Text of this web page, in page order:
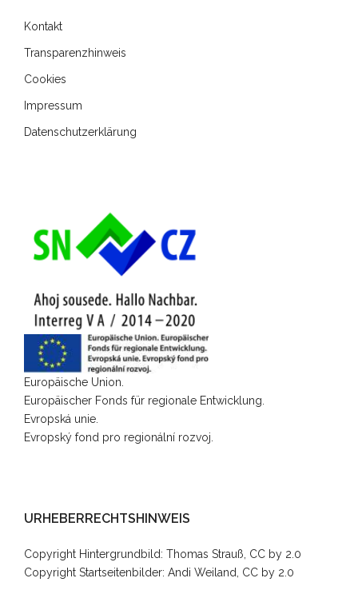
Kontakt
Transparenzhinweis
Cookies
Impressum
Datenschutzerklärung
Europäische Union.
Europäischer Fonds für regionale Entwicklung.
Evropská unie.
Evropský fond pro regionální rozvoj.
URHEBERRECHTSHINWEIS
Copyright Hintergrundbild: Thomas Strauß, CC by 2.0
Copyright Startseitenbilder: Andi Weiland, CC by 2.0